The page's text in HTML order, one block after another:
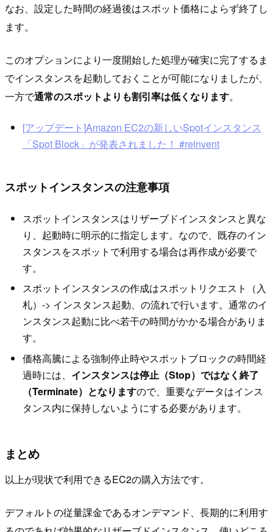
なお、設定した時間の経過後はスポット価格によらず終了し
ます。
このオプションにより一度開始した処理が確実に完了するま
でインスタンスを起動しておくことが可能になりましたが、
一方で通常のスポットよりも割引率は低くなります。
[アップデート]Amazon EC2の新しいSpotインスタンス
「Spot Block」が発表されました！ #reinvent
スポットインスタンスの注意事項
スポットインスタンスはリザーブドインスタンスと異な
り、起動時に明示的に指定します。なので、既存のイン
スタンスをスポットで利用する場合は再作成が必要で
す。
スポットインスタンスの作成はスポットリクエスト（入
札）-> インスタンス起動、の流れで行います。通常のイ
ンスタンス起動に比べ若干の時間がかかる場合がありま
す。
価格高騰による強制停止時やスポットブロックの時間経
過時には、 インスタンスは停止（Stop）ではなく終了
（Terminate）となりますので、重要なデータはインス
タンス内に保持しないようにする必要があります。
まとめ
以上が現状で利用できるEC2の購入方法です。
デフォルトの従量課金であるオンデマンド、長期的に利用す